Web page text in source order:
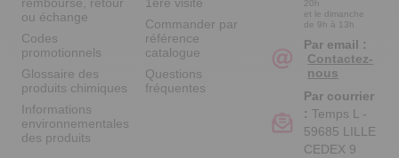
remboursé, retour
ou échange
Codes
promotionnels
Glossaire des
produits chimiques
Informations
environnementales
des produits
1ère visite
Commander par
référence
catalogue
Questions
fréquentes
20h
et le dimanche
de 9h à 13h
Par email :
Contactez-
nous
Par courrier
: Temps L -
59685 LILLE
CEDEX 9